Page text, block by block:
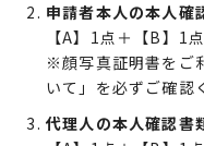
申請者本人の本人確
【A】1点＋【B】1
※顔写真証明書をご
いて」を必ずご確認
代理人の本人確認書